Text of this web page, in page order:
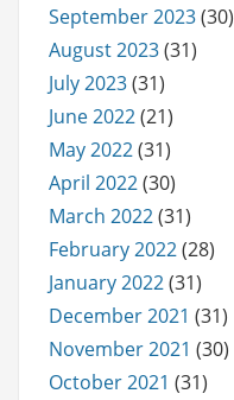
September 2023(30)
August 2023(31)
July 2023(31)
June 2022(21)
May 2022(31)
April 2022(30)
March 2022(31)
February 2022(28)
January 2022(31)
December 2021 (31)
November 2021 (30)
October 2021 (31)